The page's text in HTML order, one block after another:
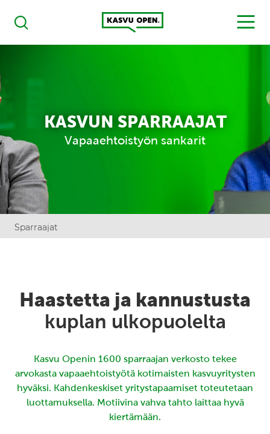
Haku
Kasvu Open
MENU
KASVUN SPARRAAJAT
Vapaaehtoistyön sankarit
Sparraajat
Haastetta ja kannustusta
kuplan ulkopuolelta
Kasvu Openin 1600 sparraajan verkosto tekee
arvokasta vapaaehtoistyötä kotimaisten kasvuyritysten
hyväksi. Kahdenkeskiset yritystapaamiset toteutetaan
luottamuksella. Motiivina vahva tahto laittaa hyvä
kiertämään.